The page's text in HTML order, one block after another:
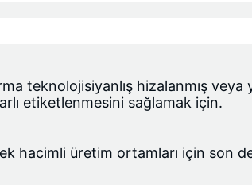
teknolojisiyanlış hizalanmış veya
etiketlenmesini sağlamak için.
hacimli üretim ortamları için son